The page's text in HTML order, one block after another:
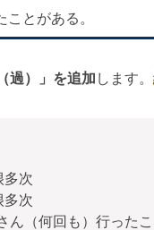
とがある。
過）」を追加 します。
多次
多次
ん（何回も）行ったこ